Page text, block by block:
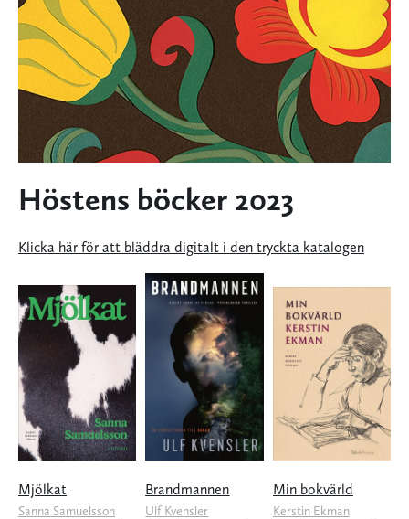
Höstens böcker 2023
Klicka här för att bläddra digitalt i den tryckta katalogen
Mjölkat
Sanna Samuelsson
Brandmannen
Ulf Kvensler
Min bokvärld
Kerstin Ekman